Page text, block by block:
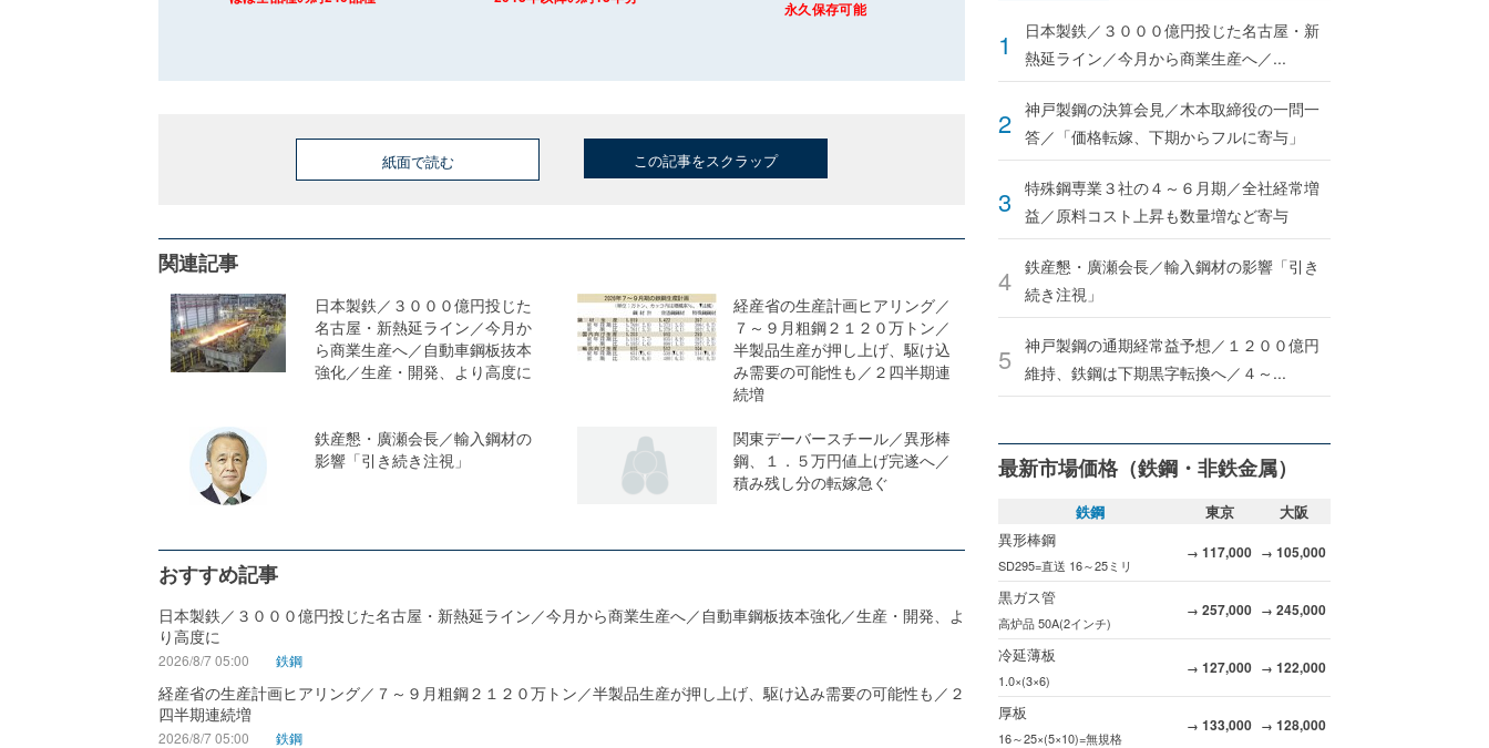
永久保存可能
紙面で読む この記事をスクラップ
関連記事
日本製鉄／３０００億円投じた
名古屋・新熱延ライン／今月か
ら商業生産へ／自動車鋼板抜本
強化／生産・開発、より高度に
経産省の生産計画ヒアリング／
７～９月粗鋼２１２０万トン／
半製品生産が押し上げ、駆け込
み需要の可能性も／２四半期連
続増
鉄産懇・廣瀬会長／輸入鋼材の
影響「引き続き注視」
関東デーバースチール／異形棒
鋼、１．５万円値上げ完遂へ／
積み残し分の転嫁急ぐ
おすすめ記事
日本製鉄／３０００億円投じた名古屋・新熱延ライン／今月から商業生産へ／自動車鋼板抜本強化／生産・開発、よ
り高度に
2026/8/7 05:00 鉄鋼
経産省の生産計画ヒアリング／７～９月粗鋼２１２０万トン／半製品生産が押し上げ、駆け込み需要の可能性も／２
四半期連続増
2026/8/7 05:00 鉄鋼
日本製鉄／３０００億円投じた名古屋・新
熱延ライン／今月から商業生産へ／...
神戸製鋼の決算会見／木本取締役の一問一
答／「価格転嫁、下期からフルに寄与」
特殊鋼専業３社の４～６月期／全社経常増
益／原料コスト上昇も数量増など寄与
鉄産懇・廣瀬会長／輸入鋼材の影響「引き
続き注視」
神戸製鋼の通期経常益予想／１２００億円
維持、鉄鋼は下期黒字転換へ／４～...
最新市場価格（鉄鋼・非鉄金属）
鉄鋼 東京
大阪
異形棒鋼
SD295=直送 16～25ミリ
→ 117,000 → 105,000
黒ガス管
高炉品 50A(2インチ)
→ 257,000 → 245,000
冷延薄板
1.0×(3×6)
→ 127,000 → 122,000
厚板
16～25×(5×10)=無規格
→ 133,000 → 128,000